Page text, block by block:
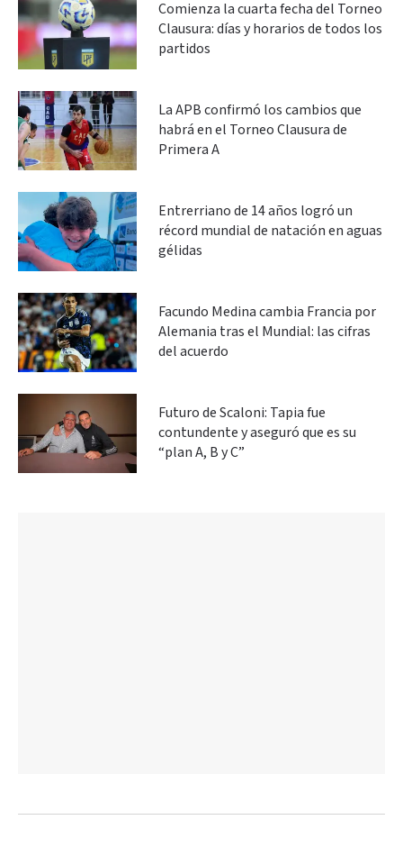
Comienza la cuarta fecha del Torneo
Clausura: días y horarios de todos los
partidos
La APB confirmó los cambios que
habrá en el Torneo Clausura de
Primera A
Entrerriano de 14 años logró un
récord mundial de natación en aguas
gélidas
Facundo Medina cambia Francia por
Alemania tras el Mundial: las cifras
del acuerdo
Futuro de Scaloni: Tapia fue
contundente y aseguró que es su
“plan A, B y C”